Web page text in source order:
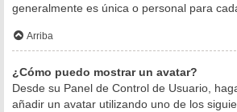
generalmente es única o personal para
Arriba
¿Cómo puedo mostrar un avatar?
Desde su Panel de Control de Usuario,
añadir un avatar utilizando uno de los